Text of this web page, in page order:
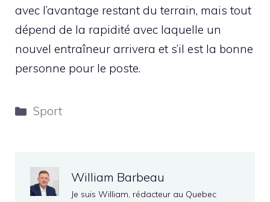
avec l’avantage restant du terrain, mais tout
dépend de la rapidité avec laquelle un
nouvel entraîneur arrivera et s’il est la bonne
personne pour le poste.
Catégories
Sport
William Barbeau
Je suis William, rédacteur au Quebec